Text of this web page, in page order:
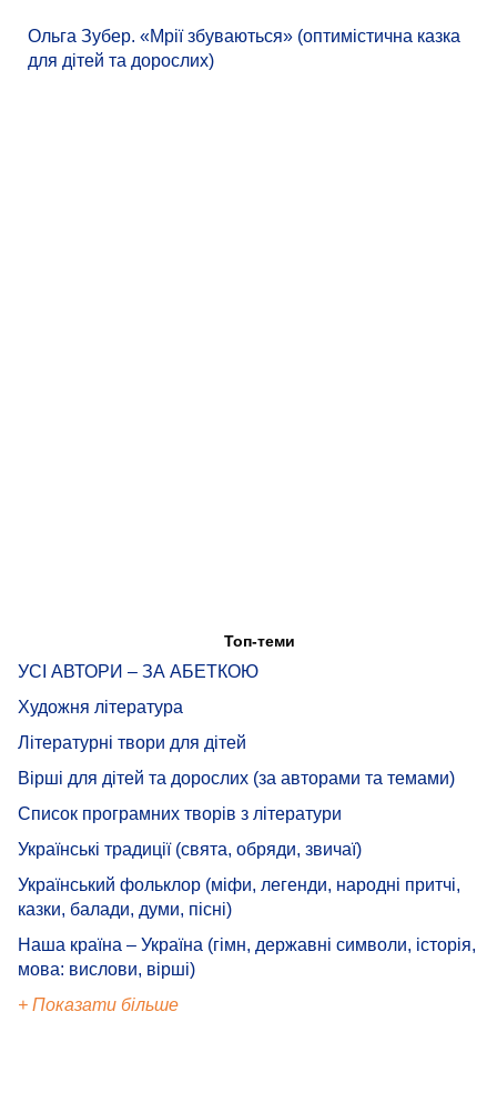
Ольга Зубер. «Мрії збуваються» (оптимістична казка
для дітей та дорослих)
Топ-теми
УСІ АВТОРИ – ЗА АБЕТКОЮ
Художня література
Літературні твори для дітей
Вірші для дітей та дорослих (за авторами та темами)
Список програмних творів з літератури
Українські традиції (свята, обряди, звичаї)
Український фольклор (міфи, легенди, народні притчі,
казки, балади, думи, пісні)
Наша країна – Україна (гімн, державні символи, історія,
мова: вислови, вірші)
+ Показати більше